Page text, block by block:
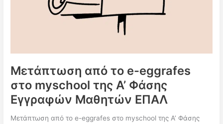
Μετάπτωση από το e-eggrafes
στο myschool της Α’ Φάσης
Εγγραφών Μαθητών ΕΠΑΛ
Μετάπτωση από το e-eggrafes στο myschool της Α’ Φάσης